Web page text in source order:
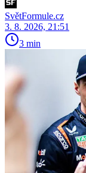
SvětFormule.cz
3. 8. 2026, 21:51
3 min